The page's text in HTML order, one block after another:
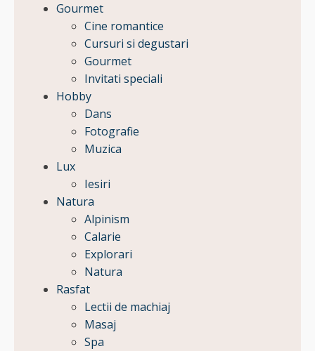
Gourmet
Cine romantice
Cursuri si degustari
Gourmet
Invitati speciali
Hobby
Dans
Fotografie
Muzica
Lux
Iesiri
Natura
Alpinism
Calarie
Explorari
Natura
Rasfat
Lectii de machiaj
Masaj
Spa